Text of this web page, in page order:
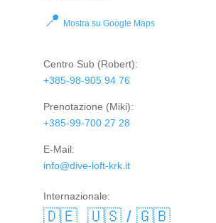
📍 Mostra su Google Maps
Centro Sub(Robert):
+385-98-905 94 76
Prenotazione (Miki):
+385-99-700 27 28
E-Mail:
info@dive-loft-krk.it
Internazionale:
🇩🇪 🇺🇸 / 🇬🇧